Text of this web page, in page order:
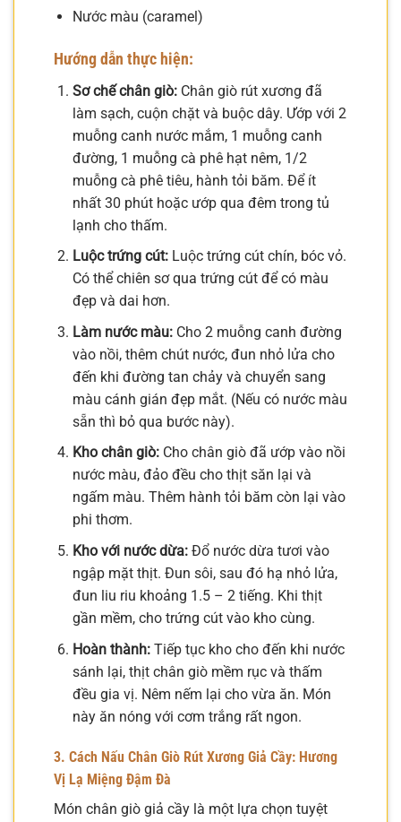
Nước màu (caramel)
Hướng dẫn thực hiện:
Sơ chế chân giò:Chân giò rút xương đã
làm sạch, cuộn chặt và buộc dây. Ướp với 2
muỗng canh nước mắm, 1 muỗng canh
đường, 1 muỗng cà phê hạt nêm, 1/2
muỗng cà phê tiêu, hành tỏi băm. Để ít
nhất 30 phút hoặc ướp qua đêm trong tủ
lạnh cho thấm.
Luộc trứng cút:Luộc trứng cút chín, bóc vỏ.
Có thể chiên sơ qua trứng cút để có màu
đẹp và dai hơn.
Làm nước màu:Cho 2 muỗng canh đường
vào nồi, thêm chút nước, đun nhỏ lửa cho
đến khi đường tan chảy và chuyển sang
màu cánh gián đẹp mắt. (Nếu có nước màu
sẵn thì bỏ qua bước này).
Kho chân giò:Cho chân giò đã ướp vào nồi
nước màu, đảo đều cho thịt săn lại và
ngấm màu. Thêm hành tỏi băm còn lại vào
phi thơm.
Kho với nước dừa:Đổ nước dừa tươi vào
ngập mặt thịt. Đun sôi, sau đó hạ nhỏ lửa,
đun liu riu khoảng 1.5 – 2 tiếng. Khi thịt
gần mềm, cho trứng cút vào kho cùng.
Hoàn thành:Tiếp tục kho cho đến khi nước
sánh lại, thịt chân giò mềm rục và thấm
đều gia vị. Nêm nếm lại cho vừa ăn. Món
này ăn nóng với cơm trắng rất ngon.
3. Cách Nấu Chân Giò Rút Xương Giả Cầy: Hương
Vị Lạ Miệng Đậm Đà
Món chân giò giả cầy là một lựa chọn tuyệt